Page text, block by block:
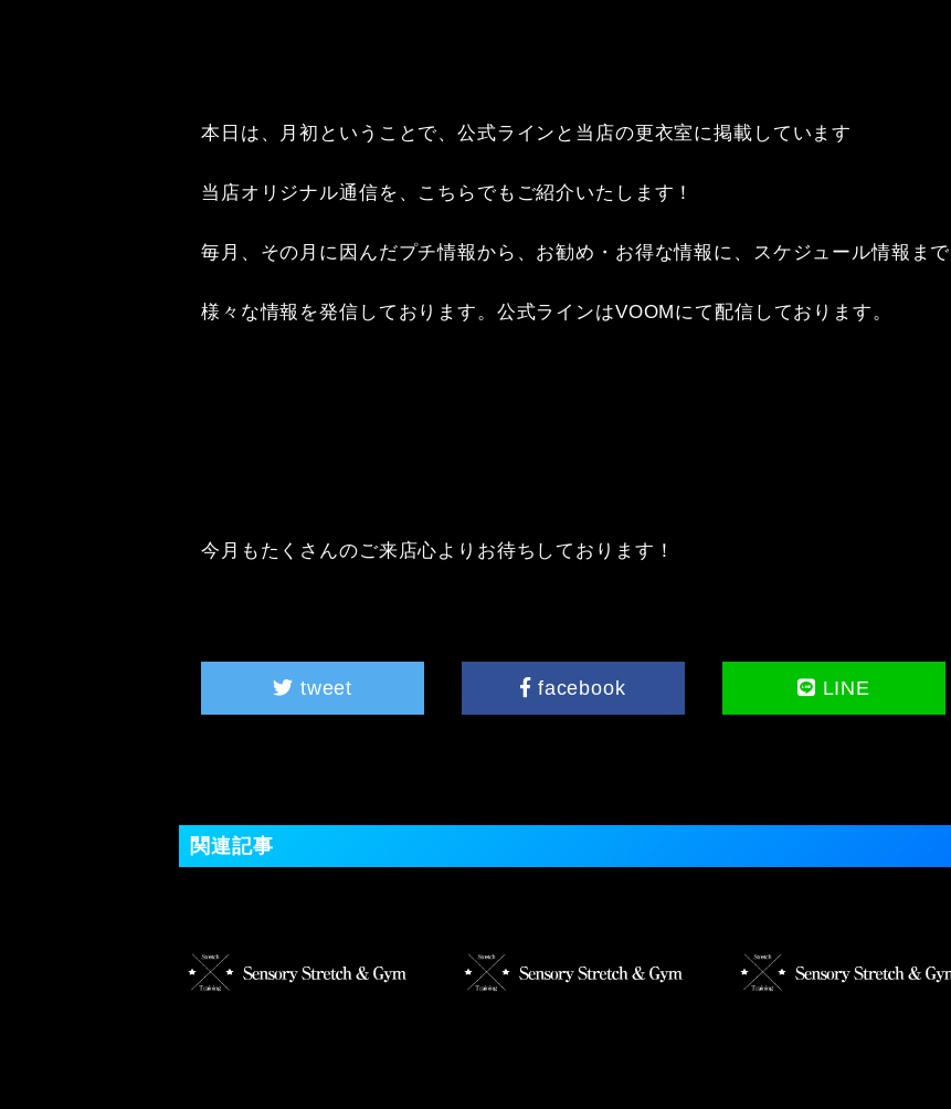
本日は、月初ということで、公式ラインと当店の更衣室に掲載しています
当店オリジナル通信を、こちらでもご紹介いたします！
毎月、その月に因んだプチ情報から、お勧め・お得な情報に、スケジュール情報まで
様々な情報を発信しております。公式ラインはVOOMにて配信しております。
今月もたくさんのご来店心よりお待ちしております！
tweet facebook LINE
関連記事